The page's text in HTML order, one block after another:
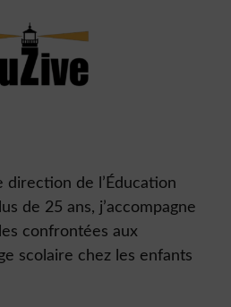
de l’Éducation
de 25 ans, j’accompagne
confrontées aux
scolaire chez les enfants